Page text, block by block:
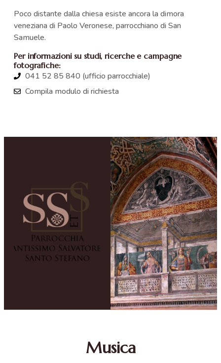
Poco distante dalla chiesa esiste ancora la dimora
veneziana di Paolo Veronese, parrocchiano di San
Samuele.
Per informazioni su studi, ricerche e campagne
fotografiche:
041 52 85 840 (ufficio parrocchiale)
Compila modulo di richiesta
Musica